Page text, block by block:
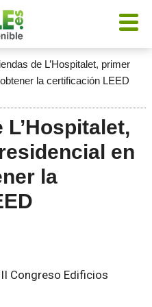
de L’Hospitalet, primer
la certificación LEED
en
la
Congreso Edificios